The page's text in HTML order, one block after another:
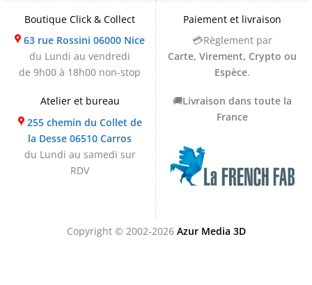
Boutique Click & Collect
63 rue Rossini 06000 Nice
du Lundi au vendredi
de 9h00 à 18h00 non-stop
Atelier et bureau
255 chemin du Collet de
la Desse 06510 Carros
du Lundi au samedi sur
RDV
Paiement et livraison
💳Règlement par
Carte, Virement, Crypto ou
Espèce.
🚚Livraison dans toute la
France
Copyright © 2002-2026 Azur Media 3D